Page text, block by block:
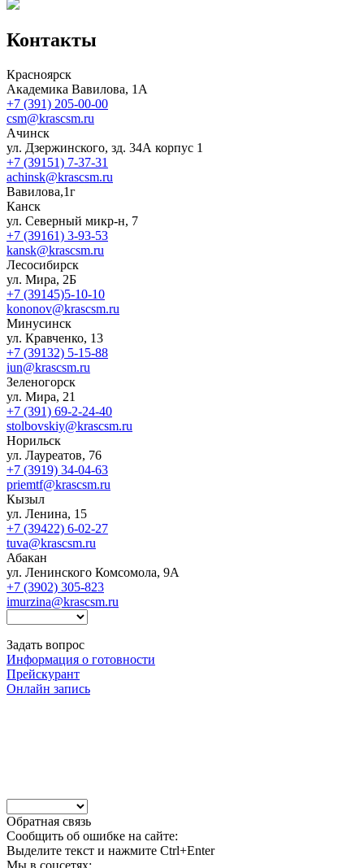
Контакты
Красноярск
Академика Вавилова, 1А
+7 (391) 205-00-00
csm@krascsm.ru
Ачинск
ул. Дзержинского, зд. 34А корпус 1
+7 (39151) 7-37-31
achinsk@krascsm.ru
Вавилова,1г
Канск
ул. Северный микр-н, 7
+7 (39161) 3-93-53
kansk@krascsm.ru
Лесосибирск
ул. Мира, 2Б
+7 (39145)5-10-10
kononov@krascsm.ru
Минусинск
ул. Кравченко, 13
+7 (39132) 5-15-88
iun@krascsm.ru
Зеленогорск
ул. Мира, 21
+7 (391) 69-2-24-40
stolbovskiy@krascsm.ru
Норильск
ул. Лауреатов, 76
+7 (3919) 34-04-63
priemtf@krascsm.ru
Кызыл
ул. Ленина, 15
+7 (39422) 6-02-27
tuva@krascsm.ru
Абакан
ул. Ленинского Комсомола, 9А
+7 (3902) 305-823
imurzina@krascsm.ru
Задать вопрос
Информация о готовности
Прейскурант
Онлайн запись
Обратная связь
Сообщить об ошибке на сайте:
Выделите текст и нажмите Ctrl+Enter
Мы в соцсетях: